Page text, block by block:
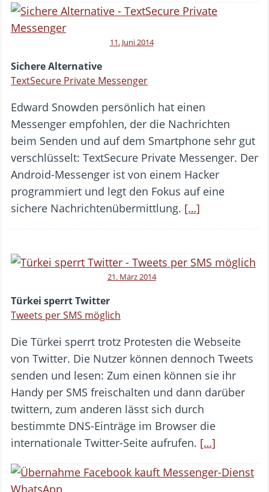
11. Juni 2014
Sichere Alternative
TextSecure Private Messenger
Edward Snowden persönlich hat einen
Messenger empfohlen, der die Nachrichten
beim Senden und auf dem Smartphone sehr gut
verschlüsselt: TextSecure Private Messenger. Der
Android-Messenger ist von einem Hacker
programmiert und legt den Fokus auf eine
sichere Nachrichtenübermittlung. […]
21. März 2014
Türkei sperrt Twitter
Tweets per SMS möglich
Die Türkei sperrt trotz Protesten die Webseite
von Twitter. Die Nutzer können dennoch Tweets
senden und lesen: Zum einen können sie ihr
Handy per SMS freischalten und dann darüber
twittern, zum anderen lässt sich durch
bestimmte DNS-Einträge im Browser die
internationale Twitter-Seite aufrufen. […]